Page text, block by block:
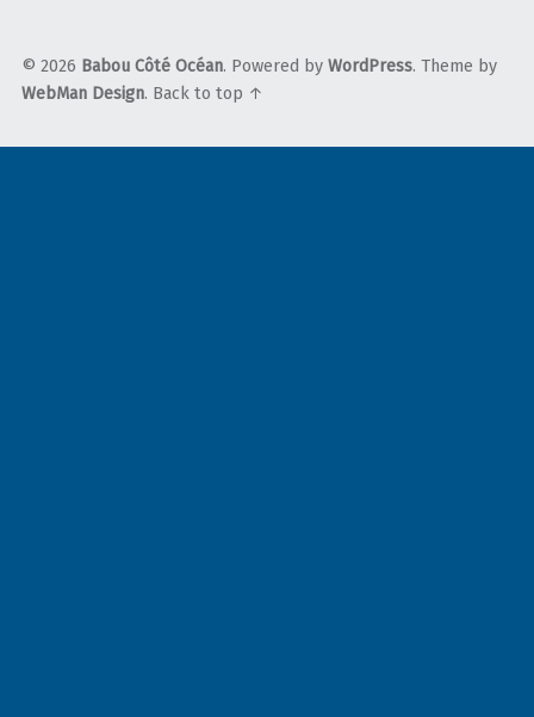
© 2026 Babou Côté Océan. Powered by WordPress. Theme by
WebMan Design. Back to top ↑